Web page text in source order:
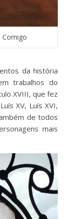
Comigo
da história
trabalhos do
XVIII, que fez
XV, Luís XVI,
de todos
mais